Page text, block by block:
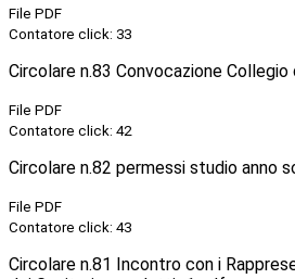
File PDF
Contatore click: 33
Circolare n.83 Convocazione
File PDF
Contatore click: 42
Circolare n.82 permessi studio anno
File PDF
Contatore click: 43
Circolare n.81 Incontro con i